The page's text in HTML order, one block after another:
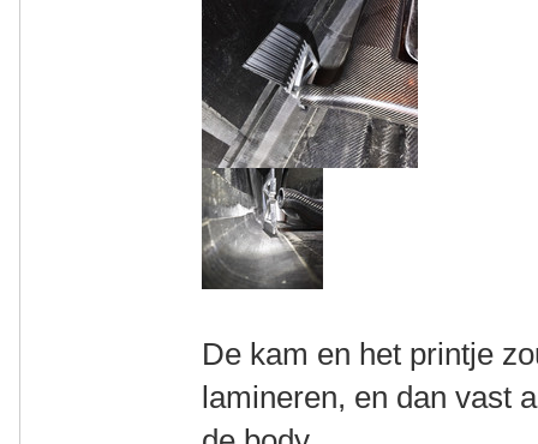
De kam en het printje
lamineren, en dan vast